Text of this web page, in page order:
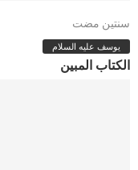
سنتين مضت
يوسف عليه السلام
الكتاب المبين